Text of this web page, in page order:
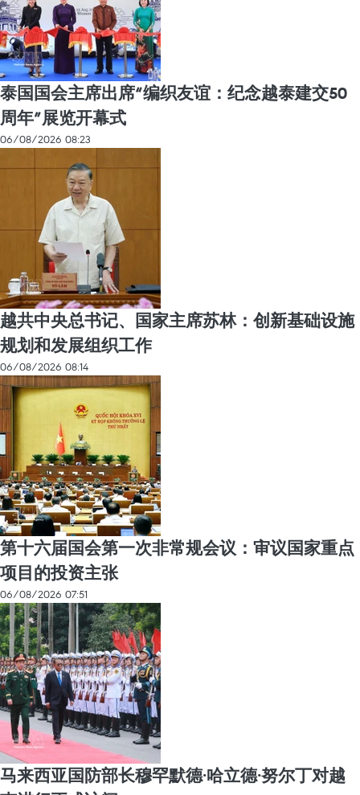
泰国国会主席出席“编织友谊：纪念越泰建交50
周年”展览开幕式
06/08/2026 08:23
越共中央总书记、国家主席苏林：创新基础设施
规划和发展组织工作
06/08/2026 08:14
第十六届国会第一次非常规会议：审议国家重点
项目的投资主张
06/08/2026 07:51
马来西亚国防部长穆罕默德·哈立德·努尔丁对越